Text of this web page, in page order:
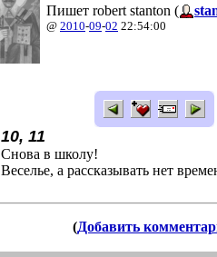
Пишет robert stanton (
@ 2010-09-02 22:54:00
10, 11
Снова в школу!
Веселье, а рассказывать нет
(Добавить